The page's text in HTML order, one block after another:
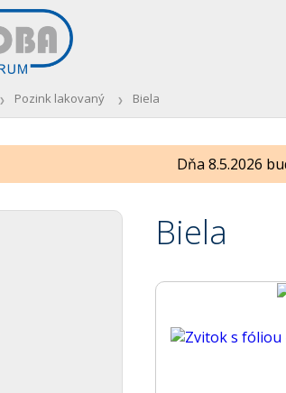
Pozink lakovaný Biela
Dňa 8.5.2026
Biela